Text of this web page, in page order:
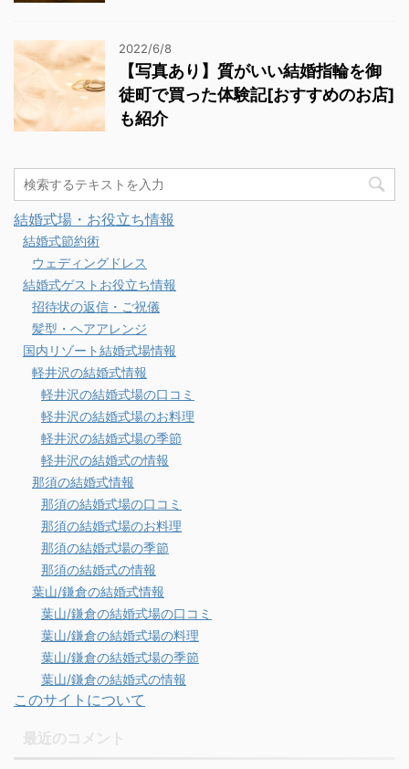
2022/6/8
【写真あり】質がいい結婚指輪を御
徒町で買った体験記[おすすめのお店]
も紹介
結婚式場・お役立ち情報
結婚式節約術
ウェディングドレス
結婚式ゲストお役立ち情報
招待状の返信・ご祝儀
髪型・ヘアアレンジ
国内リゾート結婚式場情報
軽井沢の結婚式情報
軽井沢の結婚式場の口コミ
軽井沢の結婚式場のお料理
軽井沢の結婚式場の季節
軽井沢の結婚式の情報
那須の結婚式情報
那須の結婚式場の口コミ
那須の結婚式場のお料理
那須の結婚式場の季節
那須の結婚式の情報
葉山/鎌倉の結婚式情報
葉山/鎌倉の結婚式場の口コミ
葉山/鎌倉の結婚式場の料理
葉山/鎌倉の結婚式場の季節
葉山/鎌倉の結婚式の情報
このサイトについて